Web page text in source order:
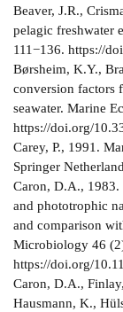
Beaver, J.R.,
pelagic freshwater
111−136. https://
Børsheim, K.Y.,
conversion factors
seawater. Marine
https://doi.org/
Carey, P., 1991.
Springer
Caron, D.A., 1983.
and phototrophic
and comparison
Microbiology 46
https://doi.org/
Caron, D.A.,
Hausmann, K.,